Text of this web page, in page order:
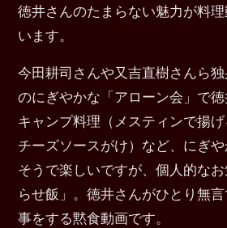
徳井さんのたまらない魅力が料
います。
今田耕司さんや又吉直樹さんら
のにぎやかな「アローン会」で
キャンプ料理（メスティンで揚
チーズソースがけ）など、にぎ
そうで楽しいですが、個人的な
らせ飯」。徳井さんがひとり無
事をする黙食動画です。